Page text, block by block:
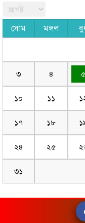
সোম মঙ্গল
৩ ৪ ৫
১০ ১১
১৭ ১৮
২৪ ২৫
৩১